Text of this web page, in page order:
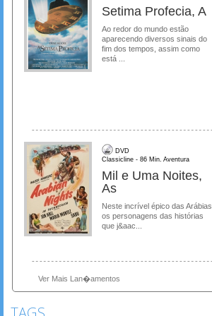
Setima Profecia, A
Ao redor do mundo estão
aparecendo diversos sinais do
fim dos tempos, assim como
está ...
DVD
Classicline - 86 Min. Aventura
Mil e Uma Noites,
As
Neste incrível épico das Arábias,
os personagens das histórias
que j&aac...
Ver Mais Lan�amentos